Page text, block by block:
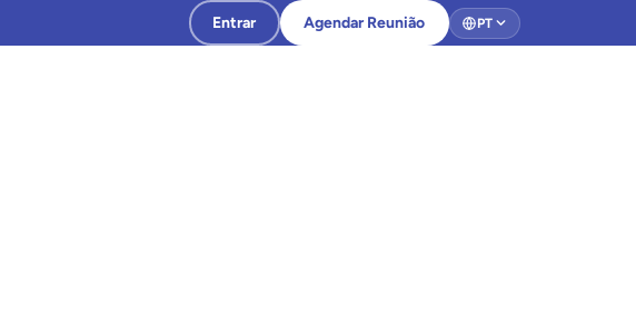
Entrar Agendar Reunião PT